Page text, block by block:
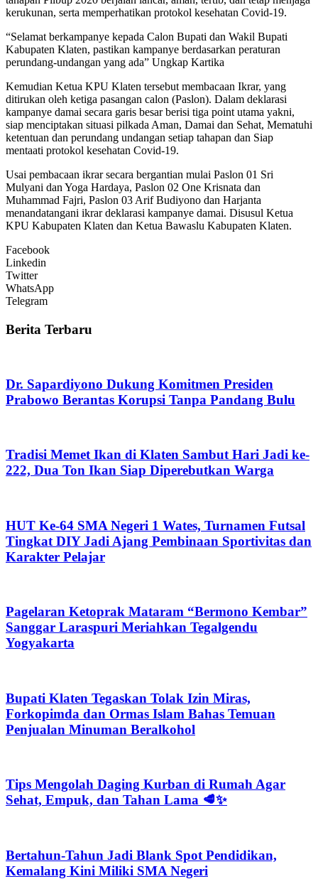
kerukunan, serta memperhatikan protokol kesehatan Covid-19.
“Selamat berkampanye kepada Calon Bupati dan Wakil Bupati
Kabupaten Klaten, pastikan kampanye berdasarkan peraturan
perundang-undangan yang ada” Ungkap Kartika
Kemudian Ketua KPU Klaten tersebut membacaan Ikrar, yang
ditirukan oleh ketiga pasangan calon (Paslon). Dalam deklarasi
kampanye damai secara garis besar berisi tiga point utama yakni,
siap menciptakan situasi pilkada Aman, Damai dan Sehat, Mematuhi
ketentuan dan perundang undangan setiap tahapan dan Siap
mentaati protokol kesehatan Covid-19.
Usai pembacaan ikrar secara bergantian mulai Paslon 01 Sri
Mulyani dan Yoga Hardaya, Paslon 02 One Krisnata dan
Muhammad Fajri, Paslon 03 Arif Budiyono dan Harjanta
menandatangani ikrar deklarasi kampanye damai. Disusul Ketua
KPU Kabupaten Klaten dan Ketua Bawaslu Kabupaten Klaten.
Facebook
Linkedin
Twitter
WhatsApp
Telegram
Berita Terbaru
Dr. Sapardiyono Dukung Komitmen Presiden
Prabowo Berantas Korupsi Tanpa Pandang Bulu
Tradisi Memet Ikan di Klaten Sambut Hari Jadi ke-
222, Dua Ton Ikan Siap Diperebutkan Warga
HUT Ke-64 SMA Negeri 1 Wates, Turnamen Futsal
Tingkat DIY Jadi Ajang Pembinaan Sportivitas dan
Karakter Pelajar
Pagelaran Ketoprak Mataram “Bermono Kembar”
Sanggar Laraspuri Meriahkan Tegalgendu
Yogyakarta
Bupati Klaten Tegaskan Tolak Izin Miras,
Forkopimda dan Ormas Islam Bahas Temuan
Penjualan Minuman Beralkohol
Tips Mengolah Daging Kurban di Rumah Agar
Sehat, Empuk, dan Tahan Lama 🥩✨
Bertahun-Tahun Jadi Blank Spot Pendidikan,
Kemalang Kini Miliki SMA Negeri